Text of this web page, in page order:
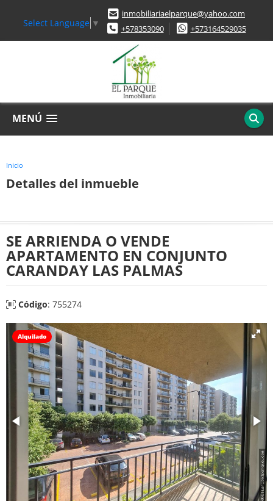
Select Language ▼
inmobiliariaelparque@yahoo.com
+578353090
+573164529035
MENÚ
Inicio
Detalles del inmueble
SE ARRIENDA O VENDE
APARTAMENTO EN CONJUNTO
CARANDAY LAS PALMAS
Código: 755274
Alquilado